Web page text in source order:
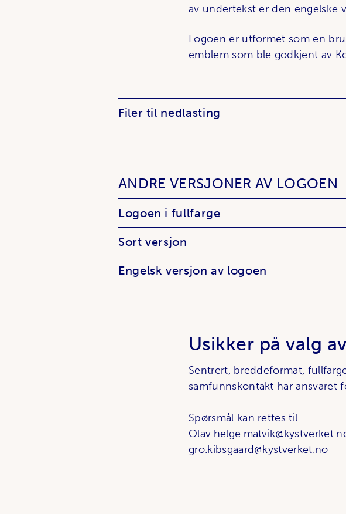
av undertekst er den engelske
Logoen er utformet som en
emblem som ble godkjent av
Filer til nedlasting
ANDRE VERSJONER AV LOGOEN
Logoen i fullfarge
Sort versjon
Engelsk versjon av logoen
Usikker på valg
Sentrert, breddeformat,
samfunnskontakt har ansvaret
Spørsmål kan rettes til
gro.kibsgaard@kystverket.no